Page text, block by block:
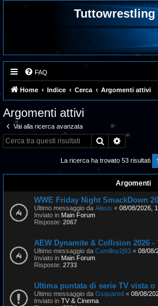
Tuttowrestling
FAQ
Home Indice Cerca Argomenti attivi
Argomenti attivi
Vai alla ricerca avanzata
Cerca Ricerca
La ricerca ha trovato 53 risultati 1
Argomenti
WWE Friday Night SmackDown
Ultimo messaggio da Alieus « 08/08/2026,
Inviato in Main Forum
Risposte: 2067
AEW Dynamite & Collision 2026 -
Ultimo messaggio da Camilloy2j93 « 08/08/
Inviato in Main Forum
Risposte: 2733
Ultima puntata di serie TV vista o
Ultimo messaggio da Gsquared « 08/08/
Inviato in TV & Cinema